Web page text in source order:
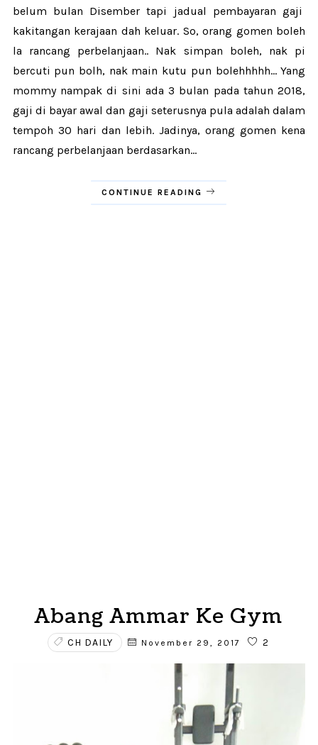
belum bulan Disember tapi jadual pembayaran gaji
kakitangan kerajaan dah keluar. So, orang gomen boleh
la rancang perbelanjaan.. Nak simpan boleh, nak pi
bercuti pun bolh, nak main kutu pun bolehhhhh... Yang
mommy nampak di sini ada 3 bulan pada tahun 2018,
gaji di bayar awal dan gaji seterusnya pula adalah dalam
tempoh 30 hari dan lebih. Jadinya, orang gomen kena
rancang perbelanjaan berdasarkan...
CONTINUE READING
Abang Ammar Ke Gym
CH DAILY November 29, 2017 2